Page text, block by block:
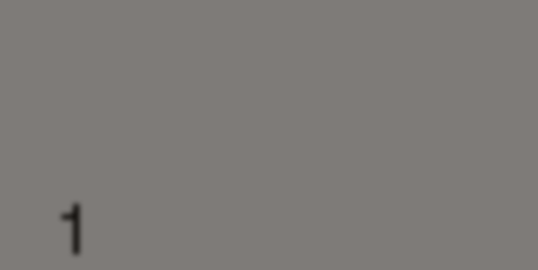
1